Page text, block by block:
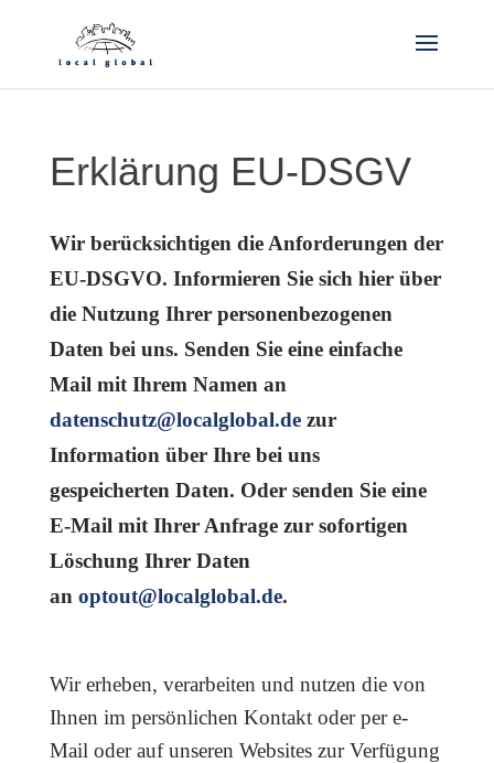
Erklärung EU-DSGV
Wir berücksichtigen die Anforderungen der
EU-DSGVO. Informieren Sie sich hier über
die Nutzung Ihrer personenbezogenen
Daten bei uns. Senden Sie eine einfache
Mail mit Ihrem Namen an
datenschutz@localglobal.dezur
Information über Ihre bei uns
gespeicherten Daten. Oder senden Sie eine
E-Mail mit Ihrer Anfrage zur sofortigen
Löschung Ihrer Daten
an optout@localglobal.de.
Wir erheben, verarbeiten und nutzen die von
Ihnen im persönlichen Kontakt oder per e-
Mail oder auf unseren Websites zur Verfügung